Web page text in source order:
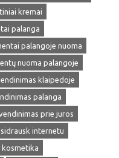
kremai
palanga
palangoje nuoma
nuoma palangoje
klaipedoje
palanga
prie juros
internetu
kosmetika